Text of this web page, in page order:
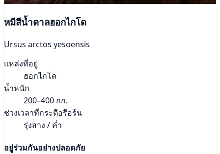
หมีสีน้ำตาลฮอกไกโด
Ursus arctos yesoensis
แหล่งที่อยู่
ฮอกไกโด
น้ำหนัก
200–400 กก.
ช่วงเวลาที่กระตือรือร้น
รุ่งสาง / ค่ำ
อยู่ร่วมกันอย่างปลอดภัย